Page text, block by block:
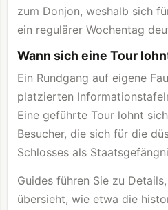
zum Donjon, weshalb sich
ein regulärer Wochentag
Wann sich eine Tour
Ein Rundgang auf eigene
platzierten
Eine geführte Tour lohnt
Besucher, die sich für die
Schlosses als
Guides führen Sie zu
übersieht, wie etwa die